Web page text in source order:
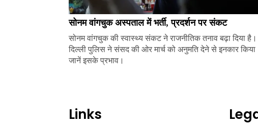
सोनम वांगचुक अस्पताल में भर्ती, प्रदर्शन पर संकट
सोनम वांगचुक की स्वास्थ्य संकट ने राजनीतिक तनाव बढ़ा दिया है।
दिल्ली पुलिस ने संसद की ओर मार्च को अनुमति देने से इनकार
जानें इसके प्रभाव।
Links